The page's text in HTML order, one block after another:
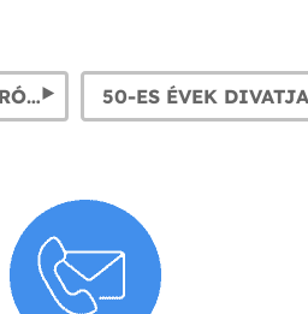
50-ES ÉVEK: ROCK & ROLL PARÓKÁK